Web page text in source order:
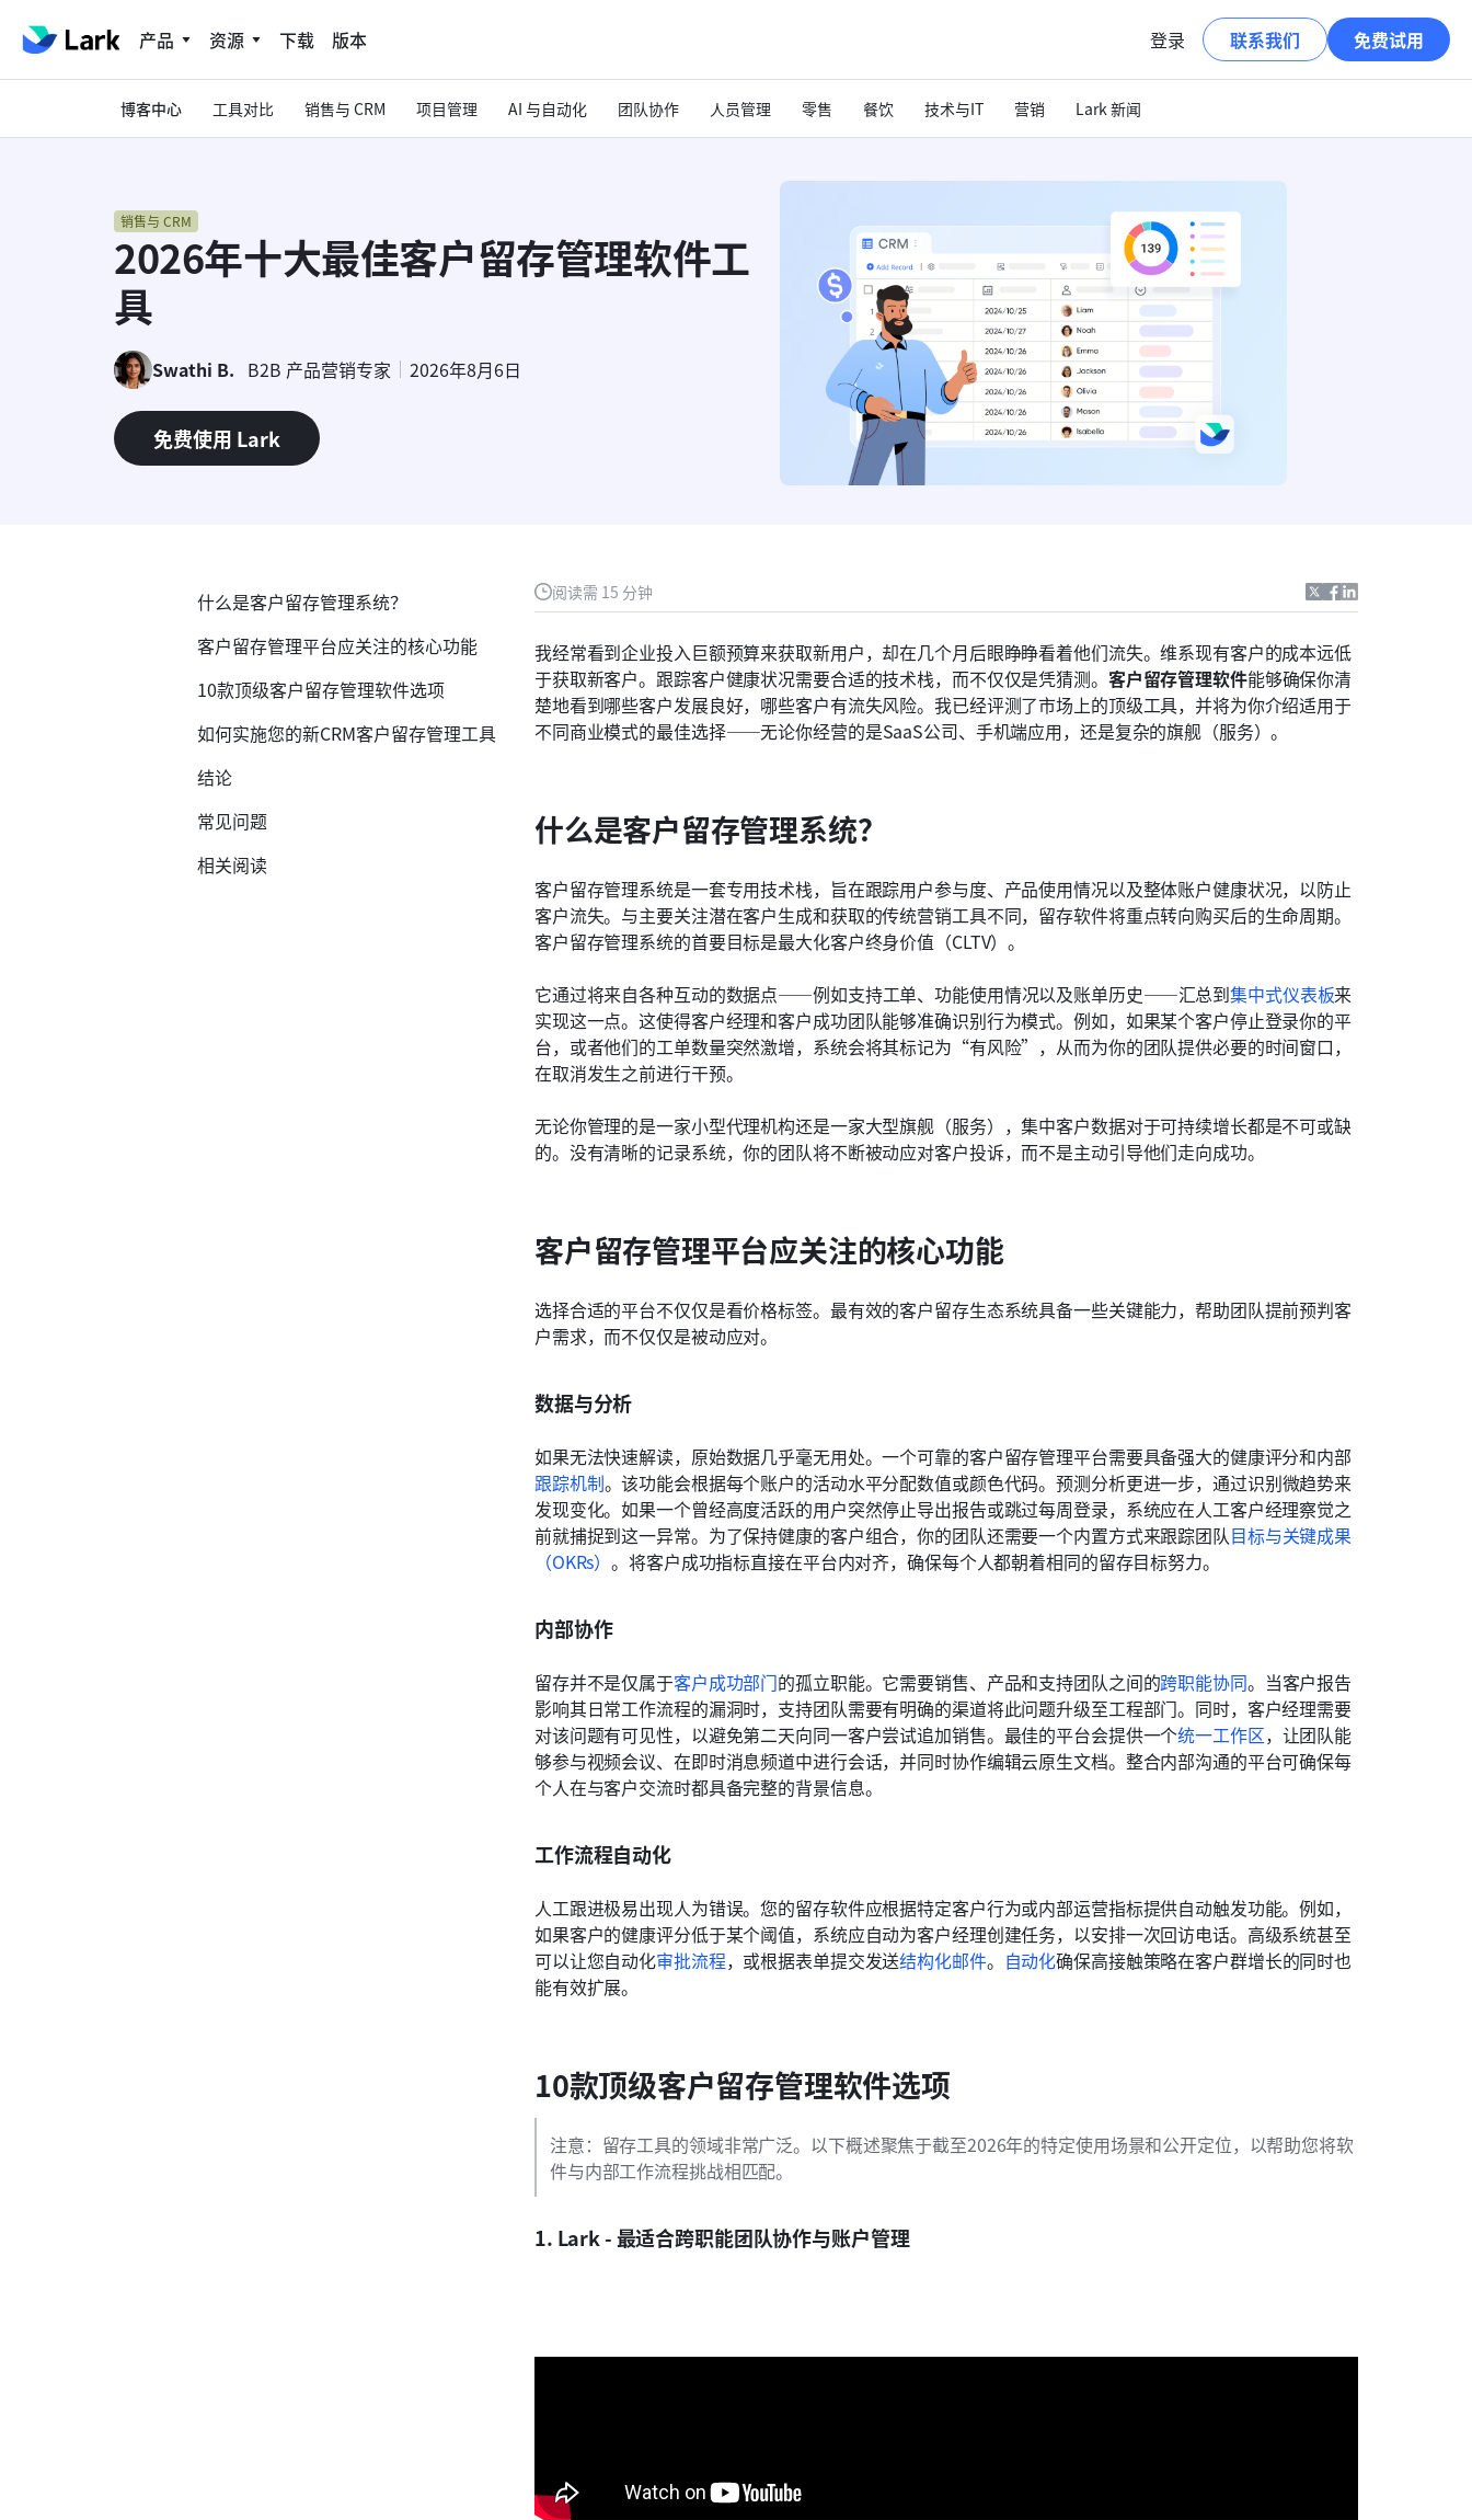
产品 资源 下载 版本 登录 联系我们 免费试用
博客中心 工具对比 销售与 CRM 项目管理 AI 与自动化 团队协作 人员管理 零售 餐饮 技术与IT 营销 Lark 新闻
销售与 CRM
2026年十大最佳客户留存管理软件工
具
Swathi B. B2B 产品营销专家 2026年8月6日
免费使用 Lark
阅读需 15 分钟
我经常看到企业投入巨额预算来获取新用户，却在几个月后眼睁睁看着他们流失。维系现有客户的成本远低
于获取新客户。跟踪客户健康状况需要合适的技术栈，而不仅仅是凭猜测。 客户留存管理软件能够确保你清
楚地看到哪些客户发展良好，哪些客户有流失风险。我已经评测了市场上的顶级工具，并将为你介绍适用于
不同商业模式的最佳选择——无论你经营的是SaaS公司、手机端应用，还是复杂的旗舰（服务）。
什么是客户留存管理系统？
客户留存管理系统是一套专用技术栈，旨在跟踪用户参与度、产品使用情况以及整体账户健康状况，以防止
客户流失。与主要关注潜在客户生成和获取的传统营销工具不同，留存软件将重点转向购买后的生命周期。
客户留存管理系统的首要目标是最大化客户终身价值（CLTV）。
它通过将来自各种互动的数据点——例如支持工单、功能使用情况以及账单历史——汇总到集中式仪表板来
实现这一点。这使得客户经理和客户成功团队能够准确识别行为模式。例如，如果某个客户停止登录你的平
台，或者他们的工单数量突然激增，系统会将其标记为“有风险”，从而为你的团队提供必要的时间窗口，
在取消发生之前进行干预。
无论你管理的是一家小型代理机构还是一家大型旗舰（服务），集中客户数据对于可持续增长都是不可或缺
的。没有清晰的记录系统，你的团队将不断被动应对客户投诉，而不是主动引导他们走向成功。
客户留存管理平台应关注的核心功能
选择合适的平台不仅仅是看价格标签。最有效的客户留存生态系统具备一些关键能力，帮助团队提前预判客
户需求，而不仅仅是被动应对。
数据与分析
如果无法快速解读，原始数据几乎毫无用处。一个可靠的客户留存管理平台需要具备强大的健康评分和内部
跟踪机制。该功能会根据每个账户的活动水平分配数值或颜色代码。预测分析更进一步，通过识别微趋势来
发现变化。如果一个曾经高度活跃的用户突然停止导出报告或跳过每周登录，系统应在人工客户经理察觉之
前就捕捉到这一异常。为了保持健康的客户组合，你的团队还需要一个内置方式来跟踪团队目标与关键成果
（OKRs）。将客户成功指标直接在平台内对齐，确保每个人都朝着相同的留存目标努力。
内部协作
留存并不是仅属于客户成功部门的孤立职能。它需要销售、产品和支持团队之间的跨职能协同。当客户报告
影响其日常工作流程的漏洞时，支持团队需要有明确的渠道将此问题升级至工程部门。同时，客户经理需要
对该问题有可见性，以避免第二天向同一客户尝试追加销售。最佳的平台会提供一个统一工作区，让团队能
够参与视频会议、在即时消息频道中进行会话，并同时协作编辑云原生文档。整合内部沟通的平台可确保每
个人在与客户交流时都具备完整的背景信息。
工作流程自动化
人工跟进极易出现人为错误。您的留存软件应根据特定客户行为或内部运营指标提供自动触发功能。例如，
如果客户的健康评分低于某个阈值，系统应自动为客户经理创建任务，以安排一次回访电话。高级系统甚至
可以让您自动化审批流程，或根据表单提交发送结构化邮件。 自动化确保高接触策略在客户群增长的同时也
能有效扩展。
10款顶级客户留存管理软件选项
注意：留存工具的领域非常广泛。以下概述聚焦于截至2026年的特定使用场景和公开定位，以帮助您将软
件与内部工作流程挑战相匹配。
1. Lark - 最适合跨职能团队协作与账户管理
什么是客户留存管理系统？
客户留存管理平台应关注的核心功能
10款顶级客户留存管理软件选项
如何实施您的新CRM客户留存管理工具
结论
常见问题
相关阅读